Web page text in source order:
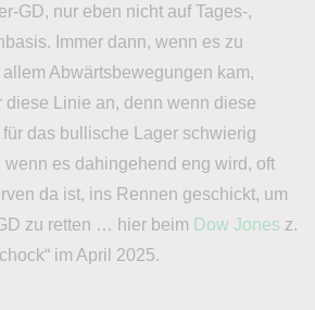
GD, nur eben nicht auf Tages-,
Immer dann, wenn es zu
Abwärtsbewegungen kam,
diese Linie an, denn wenn diese
das bullische Lager schwierig
es dahingehend eng wird, oft
da ist, ins Rennen geschickt, um
zu retten … hier beim Dow Jones z.
im April 2025.